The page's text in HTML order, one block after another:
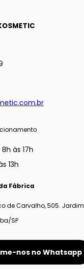
às 17h
13h
Fábrica
de Carvalho, 505. Jardim
SP
nos no Whatsapp